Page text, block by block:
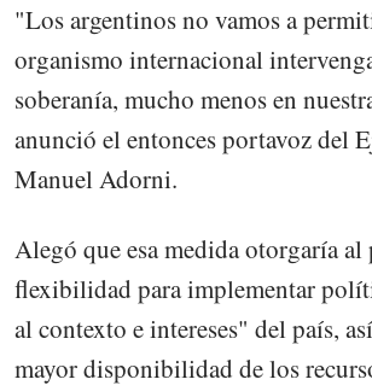
"Los argentinos no vamos a
organismo internacional
soberanía, mucho menos en
anunció el entonces portavoz del
Manuel Adorni.
Alegó que esa medida otorgaría al
flexibilidad para implementar
al contexto e intereses" del país,
mayor disponibilidad de los